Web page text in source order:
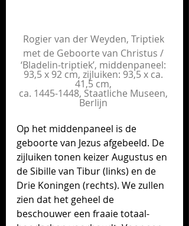
Rogier van der Weyden, Triptiek
met de Geboorte van Christus /
‘Bladelin-triptiek’, middenpaneel:
93,5 x 92 cm, zijluiken: 93,5 x ca.
41,5 cm,
ca. 1445-1448, Staatliche Museen,
Berlijn
Op het middenpaneel is de
geboorte van Jezus afgebeeld. De
zijluiken tonen keizer Augustus en
de Sibille van Tibur (links) en de
Drie Koningen (rechts). We zullen
zien dat het geheel de
beschouwer een fraaie totaal-